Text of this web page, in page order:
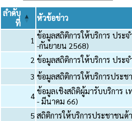
ลำดับ
ที่
หัวข้อข่าว
1 ข้อมูลสถิติการให้บริการ ประ
-กันยายน 2568)
2 ข้อมูลสถิติการให้บริการ ประ
3 ข้อมูลสถิติการให้บริการประ
4ข้อมูลเชิงสถิติผู้มารับบริการ
- มีนาคม 66)
5 สถิติการให้บริการประชาชน